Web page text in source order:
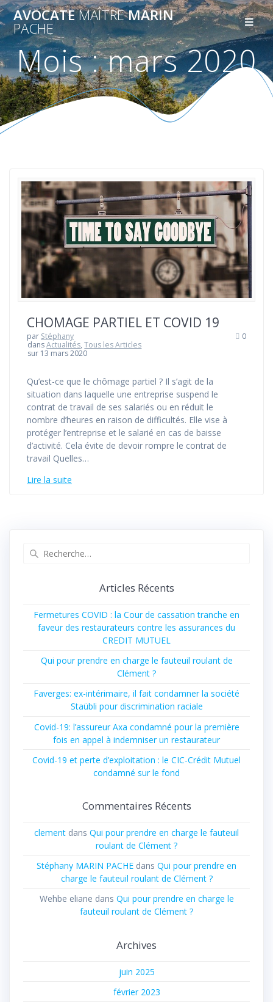
AVOCATEMAÎTREMARIN
PACHE
Mois :mars 2020
CHOMAGE PARTIEL ET COVID 19
par Stéphany
dansActualités,Tous les Articles
sur 13 mars 2020
0
Qu’est-ce que le chômage partiel ? Il s’agit de la
situation dans laquelle une entreprise suspend le
contrat de travail de ses salariés ou en réduit le
nombre d’heures en raison de difficultés. Elle vise à
protéger l’entreprise et le salarié en cas de baisse
d’activité. Cela évite de devoir rompre le contrat de
travail Quelles…
Lire la suite
Articles Récents
Fermetures COVID : la Cour de cassation tranche en
faveur des restaurateurs contre les assurances du
CREDIT MUTUEL
Qui pour prendre en charge le fauteuil roulant de
Clément ?
Faverges: ex-intérimaire, il fait condamner la société
Staübli pour discrimination raciale
Covid-19: l’assureur Axa condamné pour la première
fois en appel à indemniser un restaurateur
Covid-19 et perte d’exploitation : le CIC-Crédit Mutuel
condamné sur le fond
Commentaires Récents
clement dans Qui pour prendre en charge le fauteuil
roulant de Clément ?
Stéphany MARIN PACHE dans Qui pour prendre en
charge le fauteuil roulant de Clément ?
Wehbe eliane dans Qui pour prendre en charge le
fauteuil roulant de Clément ?
Archives
juin 2025
février 2023